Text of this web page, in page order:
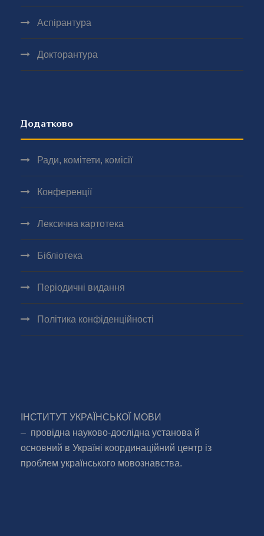
Аспірантура
Докторантура
Додатково
Ради, комітети, комісії
Конференції
Лексична картотека
Бібліотека
Періодичні видання
Політика конфіденційності
ІНСТИТУТ УКРАЇНСЬКОЇ МОВИ
– провідна науково-дослідна установа й
основний в Україні координаційний центр із
проблем українського мовознавства.